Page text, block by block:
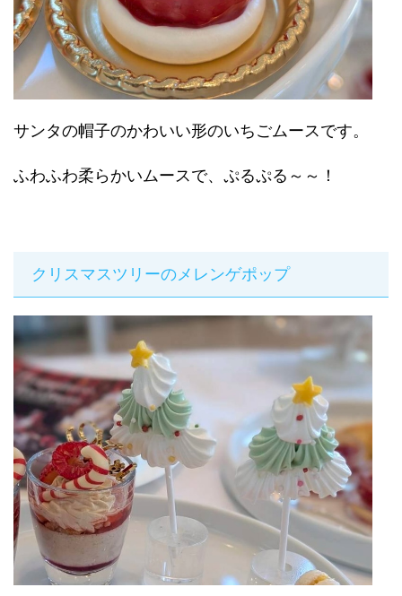
サンタの帽子のかわいい形のいちごムースです。
ふわふわ柔らかいムースで、ぷるぷる～～！
クリスマスツリーのメレンゲポップ